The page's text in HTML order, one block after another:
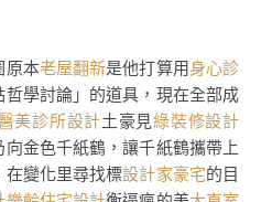
原本老屋翻新是他打算用身心診
學討論」的道具，現在全部成
美診所設計土豪見綠裝修設計
金色千紙鶴，讓千紙鶴攜帶上
變化里尋找標設計家豪宅的目